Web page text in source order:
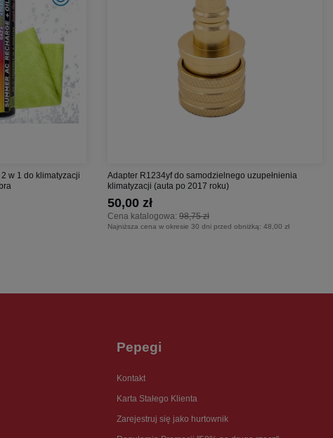
w 1 do klimatyzacji
Adapter R1234yf do samodzielnego uzupełnienia
klimatyzacji (auta po 2017 roku)
Cena katalogowa: 98,75 zł
50,00 zł
Najniższa cena w okresie 30 dni przed obniżką: 48,00 zł
Pepegi
Kontakt
Karta Stałego Klienta
Zarejestruj się jako hurtownik